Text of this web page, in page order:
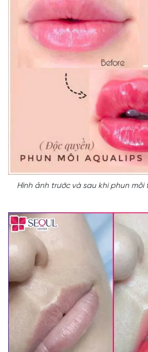
Hình ảnh trước và sau khi phun